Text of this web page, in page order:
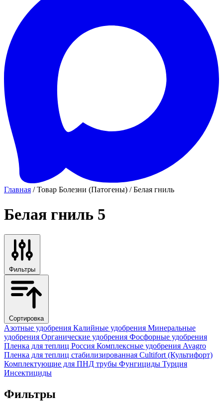
Главная / Товар Болезни (Патогены) / Белая гниль
Белая гниль 5
Фильтры
Сортировка
Азотные удобрения Калийные удобрения Минеральные
удобрения Органические удобрения Фосфорные удобрения
Пленка для теплиц Россия Комплексные удобрения Avagro
Пленка для теплиц стабилизированная Cultifort (Культифорт)
Комплектующие для ПНД трубы Фунгициды Турция
Инсектициды
Фильтры